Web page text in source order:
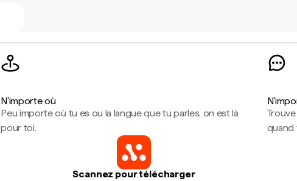
N'importe où
Peu importe où tu es ou la langue que tu parles, on est là
pour toi.
quand
Scannez pour télécharger